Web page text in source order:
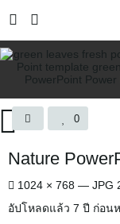
0
Nature
1024 × 768 — JPG
อัปโหลดแล้ว 7 ปี ก่อน